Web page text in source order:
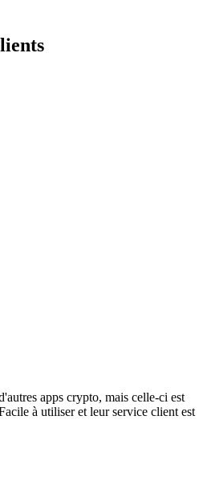
apps crypto, mais celle-ci est
à utiliser et leur service client est